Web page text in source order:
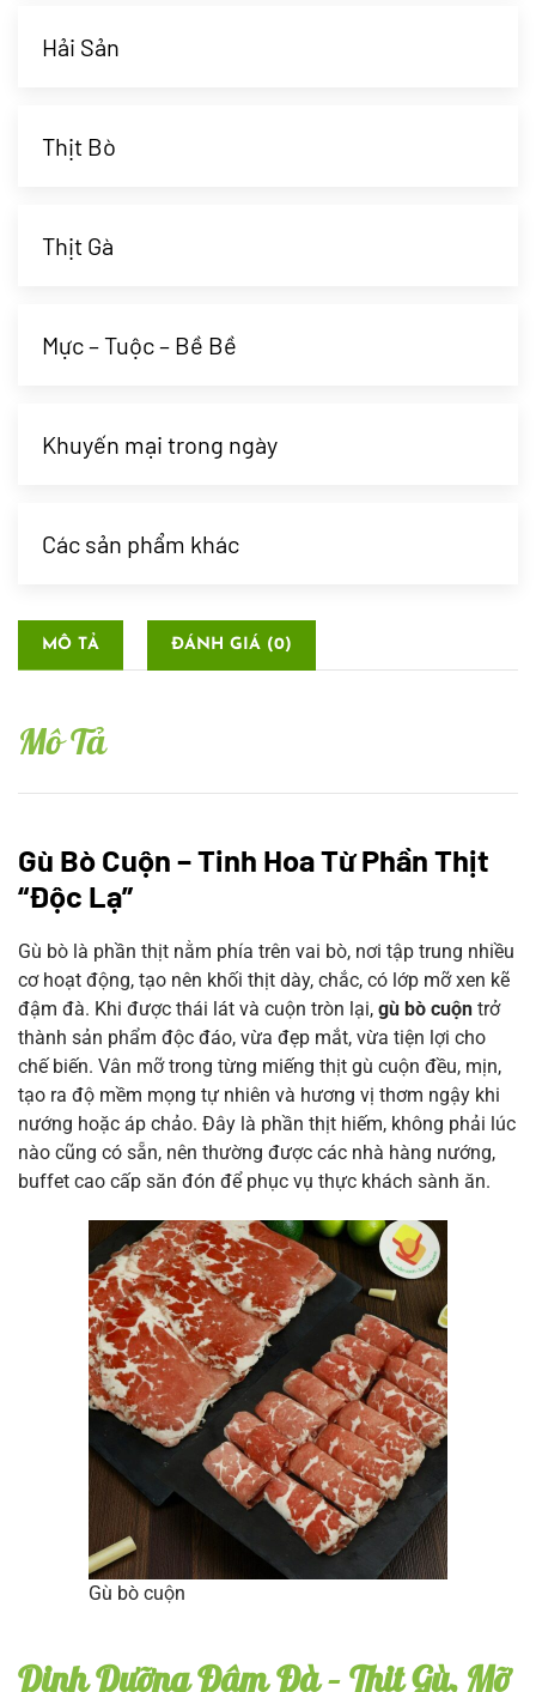
Hải Sản
Thịt Bò
Thịt Gà
Mực – Tuộc – Bề Bề
Khuyến mại trong ngày
Các sản phẩm khác
MÔ TẢ ĐÁNH GIÁ (0)
Mô Tả
Gù Bò Cuộn – Tinh Hoa Từ Phần Thịt
“Độc Lạ”
Gù bò là phần thịt nằm phía trên vai bò, nơi tập trung nhiều
cơ hoạt động, tạo nên khối thịt dày, chắc, có lớp mỡ xen kẽ
đậm đà. Khi được thái lát và cuộn tròn lại, gù bò cuộn trở
thành sản phẩm độc đáo, vừa đẹp mắt, vừa tiện lợi cho
chế biến. Vân mỡ trong từng miếng thịt gù cuộn đều, mịn,
tạo ra độ mềm mọng tự nhiên và hương vị thơm ngậy khi
nướng hoặc áp chảo. Đây là phần thịt hiếm, không phải lúc
nào cũng có sẵn, nên thường được các nhà hàng nướng,
buffet cao cấp săn đón để phục vụ thực khách sành ăn.
Gù bò cuộn
Dinh Dưỡng Đậm Đà – Thịt Gù, Mỡ